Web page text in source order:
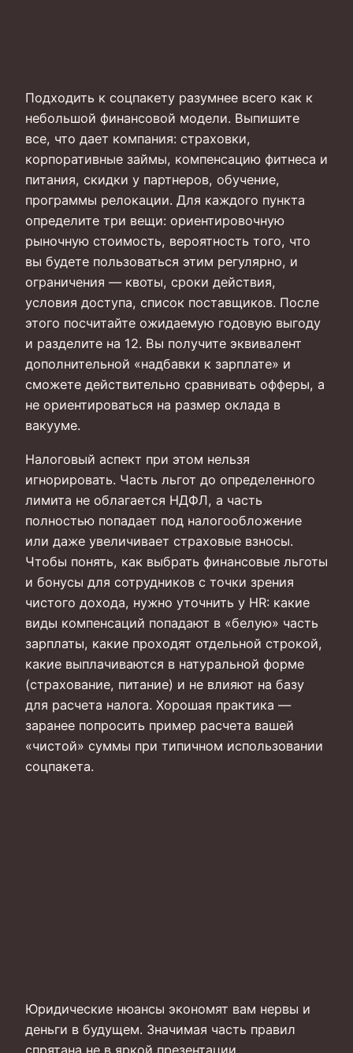
Подходить к соцпакету разумнее всего как к
небольшой финансовой модели. Выпишите
все, что дает компания: страховки,
корпоративные займы, компенсацию фитнеса и
питания, скидки у партнеров, обучение,
программы релокации. Для каждого пункта
определите три вещи: ориентировочную
рыночную стоимость, вероятность того, что
вы будете пользоваться этим регулярно, и
ограничения — квоты, сроки действия,
условия доступа, список поставщиков. После
этого посчитайте ожидаемую годовую выгоду
и разделите на 12. Вы получите эквивалент
дополнительной «надбавки к зарплате» и
сможете действительно сравнивать офферы, а
не ориентироваться на размер оклада в
вакууме.
Налоговый аспект при этом нельзя
игнорировать. Часть льгот до определенного
лимита не облагается НДФЛ, а часть
полностью попадает под налогообложение
или даже увеличивает страховые взносы.
Чтобы понять, как выбрать финансовые льготы
и бонусы для сотрудников с точки зрения
чистого дохода, нужно уточнить у HR: какие
виды компенсаций попадают в «белую» часть
зарплаты, какие проходят отдельной строкой,
какие выплачиваются в натуральной форме
(страхование, питание) и не влияют на базу
для расчета налога. Хорошая практика —
заранее попросить пример расчета вашей
«чистой» суммы при типичном использовании
соцпакета.
Юридические нюансы экономят вам нервы и
деньги в будущем. Значимая часть правил